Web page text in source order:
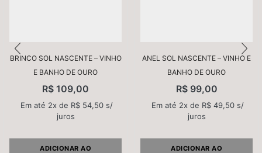
BRINCO SOL NASCENTE – VINHO
E BANHO DE OURO
R$ 109,00
Em até 2x de R$54,50s/
juros
ADICIONAR AO
ANEL SOL NASCENTE – VINHO E
BANHO DE OURO
R$99,00
Em até 2x de R$49,50s/
juros
ADICIONAR AO